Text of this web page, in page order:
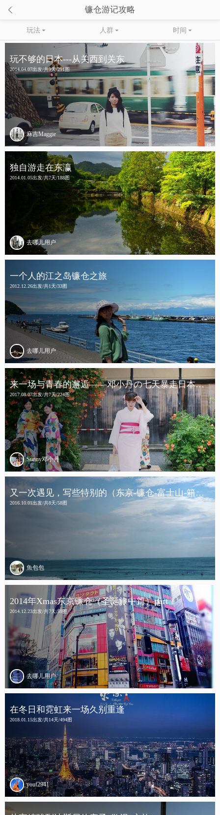
 镰仓游记攻略
玩法 人群  时间 
玩不够的日本---从关西到关东
2014.04.07出发/共9天/291图
麻吉Maggie
独自游走在东瀛
2014.01.05出发/共7天/188图
去哪儿用户
一个人的江之岛镰仓之旅
2012.12.26出发/共1天/33图
去哪儿用户
来一场与青春的邂逅——邓小丹の七天暴走日本行（京都、奈良、镰仓、东京）
2017.08.07出发/共7天/224图
Sunny邓小丹
又一次遇见，写些特别的（东京-镰仓-富士山-箱根-京都-大阪-奈良）
2016.10.01出发/共8天/58图
魚包包
2014年Xmas东京镰仓（圣诞旅中篇）part 1
2014.12.23出发/共7天/59图
去哪儿用户
在冬日和霓虹来一场久别重逢
2018.01.15出发/共14天/494图
youf2941